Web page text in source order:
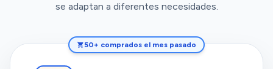
se adaptan a diferentes necesidades.
50+ comprados el mes pasado